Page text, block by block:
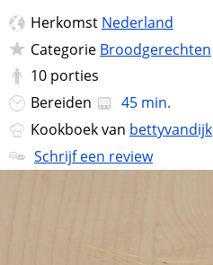
Herkomst Nederland
Categorie Broodgerechten
10 porties
Bereiden
45 min.
Kookboek van bettyvandijk
Schrijf een review